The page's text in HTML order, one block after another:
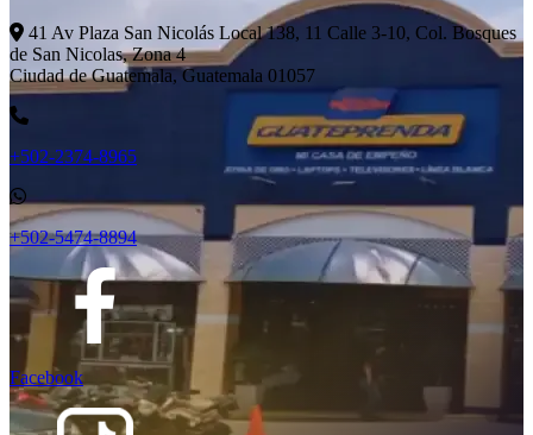
41 Av Plaza San Nicolás Local 138, 11 Calle 3-10, Col. Bosques
de San Nicolas, Zona 4
Ciudad de Guatemala, Guatemala 01057
+502-2374-8965
+502-5474-8894
Facebook